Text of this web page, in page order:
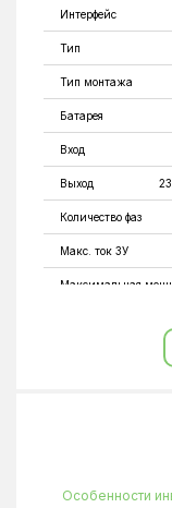
Интерфейс
Тип
Тип монтажа
Батарея
Вход
Выход
Количество фаз
Макс. ток ЗУ
Максимальная
Особенности